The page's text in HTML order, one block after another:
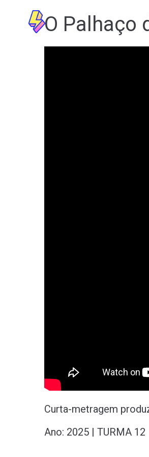
O Palhaço
Curta-metragem
Ano: 2025 | TURMA 12